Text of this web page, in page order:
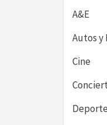
A&E
Autos y
Cine